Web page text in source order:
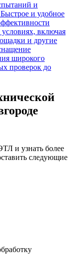
и
и удобное
включая
и другие
широкого
проверок до
и узнать более
следующие